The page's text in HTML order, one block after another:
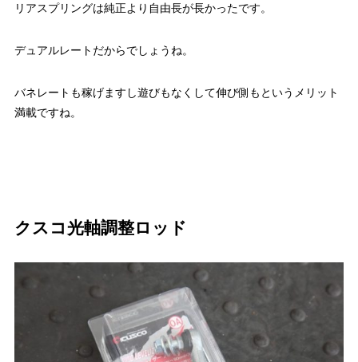
リアスプリングは純正より自由長が長かったです。
デュアルレートだからでしょうね。
バネレートも稼げますし遊びもなくして伸び側もというメリット
満載ですね。
クスコ光軸調整ロッド